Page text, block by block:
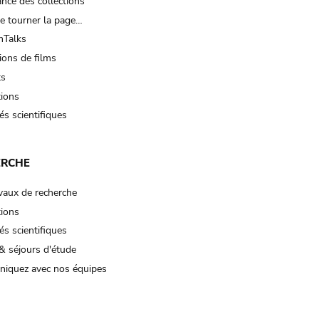
tourner la page…
de films
scientifiques
de recherche
scientifiques
séjours d'étude
avec nos équipes